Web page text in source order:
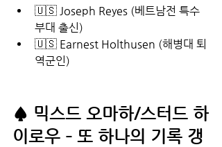
🇺🇸 Joseph Reyes (베트남전 특수
부대 출신)
🇺🇸 Earnest Holthusen (해병대 퇴
역군인)
♠️ 믹스드 오마하/스터드 하
이로우 – 또 하나의 기록 갱